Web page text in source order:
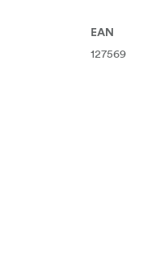
EAN
127569